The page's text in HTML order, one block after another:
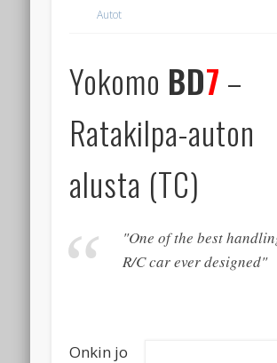
Autot
Yokomo BD7 –
Ratakilpa-auton
alusta (TC)
"One of the best
R/C car ever designed"
Onkin jo